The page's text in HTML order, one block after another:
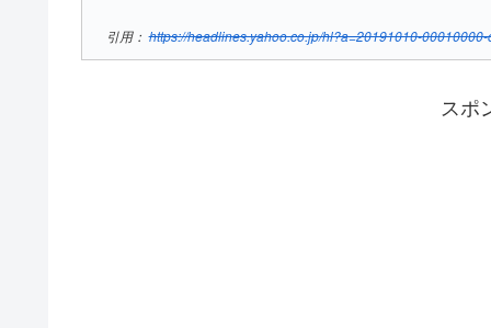
引用：https://headlines.yahoo.co.jp/hl?a=20191010-
スポ